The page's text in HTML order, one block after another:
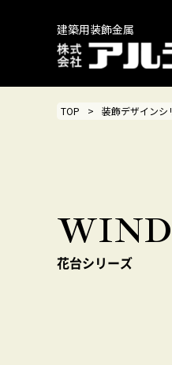
建築用装飾金属
TOP 装飾デザインシ
花台シリーズ